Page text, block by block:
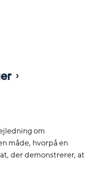
om
måde, hvorpå en
der demonstrerer, at